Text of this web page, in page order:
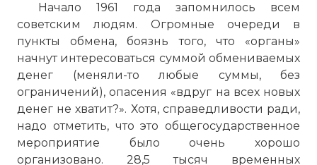
Начало 1961 года запомнилось всем
советским людям. Огромные очереди в
пункты обмена, боязнь того, что «органы»
начнут интересоваться суммой обмениваемых
денег (меняли-то любые суммы, без
ограничений), опасения «вдруг на всех новых
денег не хватит?». Хотя, справедливости ради,
надо отметить, что это общегосударственное
мероприятие было очень хорошо
организовано. 28,5 тысяч временных